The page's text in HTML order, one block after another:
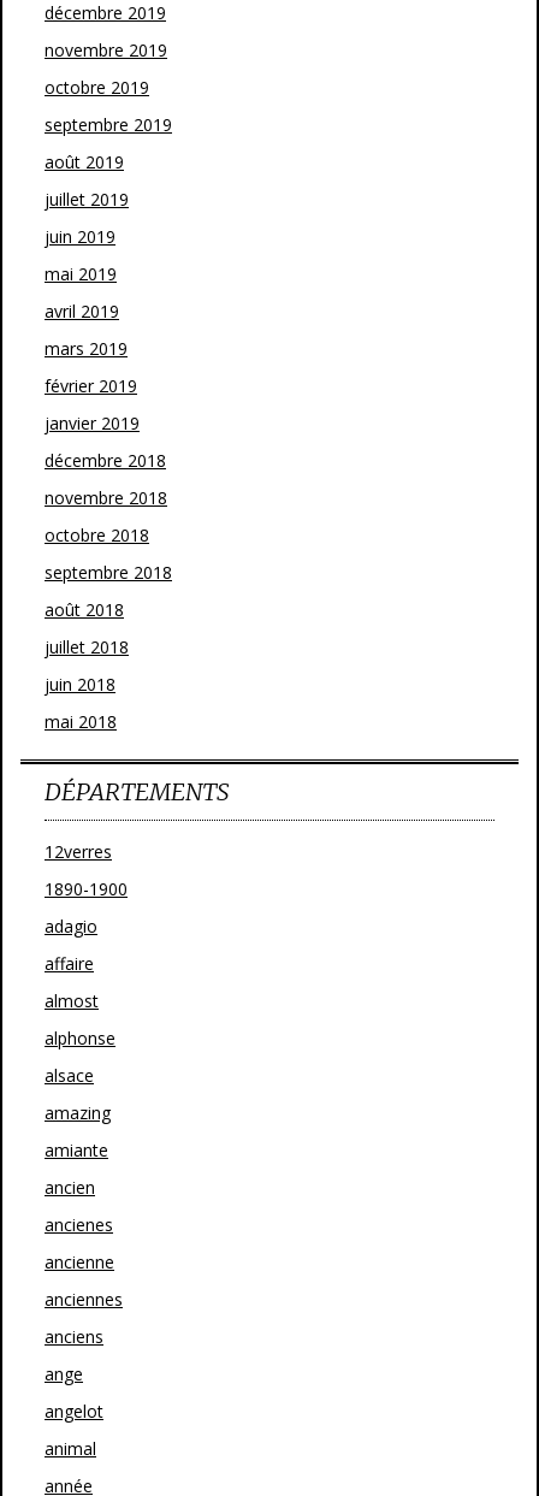
décembre 2019
novembre 2019
octobre 2019
septembre 2019
août 2019
juillet 2019
juin 2019
mai 2019
avril 2019
mars 2019
février 2019
janvier 2019
décembre 2018
novembre 2018
octobre 2018
septembre 2018
août 2018
juillet 2018
juin 2018
mai 2018
DÉPARTEMENTS
12verres
1890-1900
adagio
affaire
almost
alphonse
alsace
amazing
amiante
ancien
ancienes
ancienne
anciennes
anciens
ange
angelot
animal
année